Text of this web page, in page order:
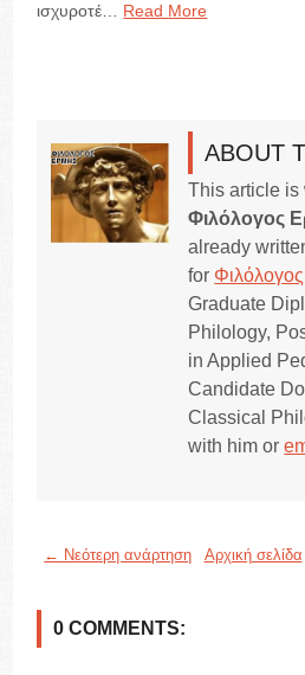
ισχυροτέ…
Read More
ABOUT
This article is
Φιλόλογος
already
for
Graduate
Philology,
in Applied
Candidate
Classical
with him or
← Νεότερη ανάρτηση Αρχική σελίδα
0 COMMENTS: